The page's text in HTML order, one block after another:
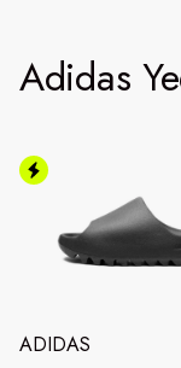
Adidas
ADIDAS